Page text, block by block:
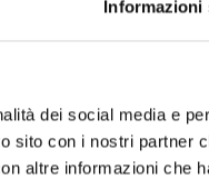
Informazioni
dei social media e
sito con i nostri partner
altre informazioni che